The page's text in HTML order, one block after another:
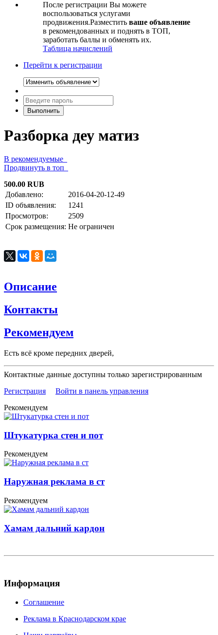
После регистрации Вы можете
воспользоваться услугами
продвижения.Разместить ваше объявление
в рекомендованных и поднять в ТОП,
заработать баллы и обменять их.
Таблица начислений
Перейти к регистрации
Разборка деу матиз
В рекомендуемые
Продвинуть в топ
500.00 RUB
Добавлено:
2016-04-20-12-49
ID объявления:
1241
Просмотров:
2509
Срок размещения: Не ограничен
Описание
Контакты
Рекомендуем
Есть всё кроме передних дверей,
Контактные данные доступны только зарегистрированным
Регистрация
Войти в панель управления
Рекомендуем
Штукатурка стен и пот
Рекомендуем
Наружная реклама в ст
Рекомендуем
Хамам дальний кардон
Информация
Соглашение
Реклама в Краснодарском крае